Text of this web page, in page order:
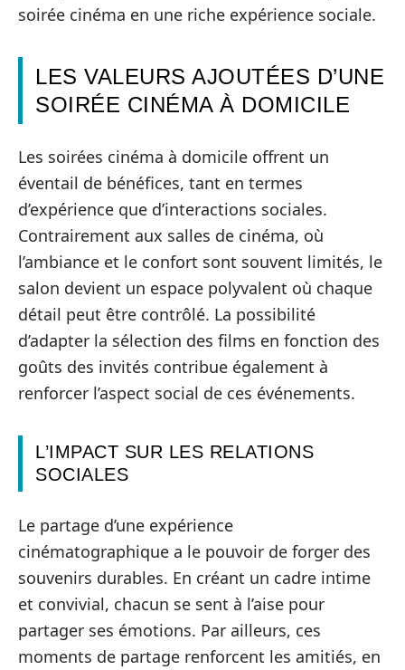
soirée cinéma en une riche expérience sociale.
LES VALEURS AJOUTÉES D’UNE
SOIRÉE CINÉMA À DOMICILE
Les soirées cinéma à domicile offrent un
éventail de bénéfices, tant en termes
d’expérience que d’interactions sociales.
Contrairement aux salles de cinéma, où
l’ambiance et le confort sont souvent limités, le
salon devient un espace polyvalent où chaque
détail peut être contrôlé. La possibilité
d’adapter la sélection des films en fonction des
goûts des invités contribue également à
renforcer l’aspect social de ces événements.
L’IMPACT SUR LES RELATIONS
SOCIALES
Le partage d’une expérience
cinématographique a le pouvoir de forger des
souvenirs durables. En créant un cadre intime
et convivial, chacun se sent à l’aise pour
partager ses émotions. Par ailleurs, ces
moments de partage renforcent les amitiés, en